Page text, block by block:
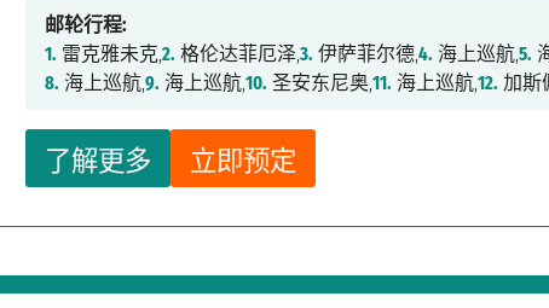
了解更多 立即预定
邮轮行程:
1. 雷克雅未克,2. 格伦达菲厄泽,3. 伊萨菲尔德,4. 海上巡航,5.
8. 海上巡航,9. 海上巡航,10. 圣安东尼奥,11. 海上巡航,12. 加斯